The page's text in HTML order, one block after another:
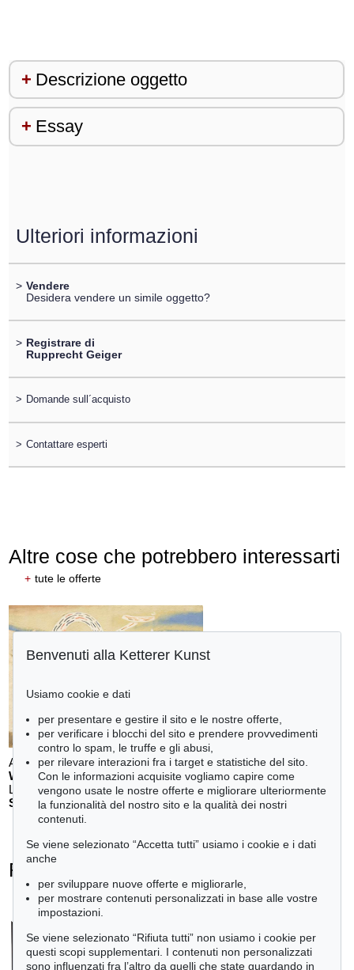
Descrizione oggetto
Essay
Ulteriori informazioni
> Vendere
Desidera vendere un simile oggetto?
> Registrare di
Rupprecht Geiger
> Domande sull´acquisto
> Contattare esperti
Altre cose che potrebbero interessarti
+ tute le offerte
Auction 611 - Lot 123000200
WILLI BAUMEISTER
Landschaft mit rotem Bogen (Sommerfest) , 1948
Stima:€ 70,000
Rupprecht Geiger - Ogetti venduti
tute le offerte
Benvenuti alla Ketterer Kunst
Usiamo cookie e dati
per presentare e gestire il sito e le nostre offerte,
per verificare i blocchi del sito e prendere provvedimenti
contro lo spam, le truffe e gli abusi,
per rilevare interazioni fra i target e statistiche del sito.
Con le informazioni acquisite vogliamo capire come
vengono usate le nostre offerte e migliorare ulteriormente
la funzionalità del nostro sito e la qualità dei nostri
contenuti.
Se viene selezionato “Accetta tutti” usiamo i cookie e i dati
anche
per sviluppare nuove offerte e migliorarle,
per mostrare contenuti personalizzati in base alle vostre
impostazioni.
Se viene selezionato “Rifiuta tutti” non usiamo i cookie per
questi scopi supplementari. I contenuti non personalizzati
sono influenzati fra l’altro da quelli che state guardando in